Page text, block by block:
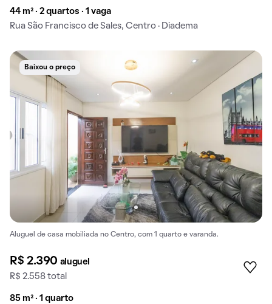
44 m² · 2 quartos · 1 vaga
Rua São Francisco de Sales, Centro · Diadema
Baixou o preço
Aluguel de casa mobiliada no Centro, com 1 quarto e varanda.
R$ 2.390 aluguel
R$ 2.558 total
85 m² · 1 quarto